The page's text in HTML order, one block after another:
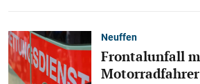
Neuffen
Frontalunfall
Motorradfahrer